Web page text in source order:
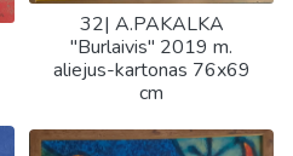
32| A.PAKALKA
"Burlaivis" 2019 m.
aliejus-kartonas 76x69
cm